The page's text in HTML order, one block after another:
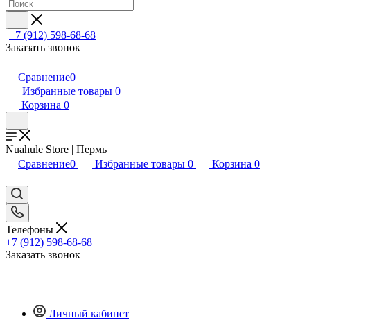
+7 (912) 598-68-68
Заказать звонок
Сравнение0
Избранные товары 0
Корзина 0
Nuahule Store | Пермь
Сравнение0 Избранные товары 0 Корзина 0
Телефоны
+7 (912) 598-68-68
Заказать звонок
Личный кабинет